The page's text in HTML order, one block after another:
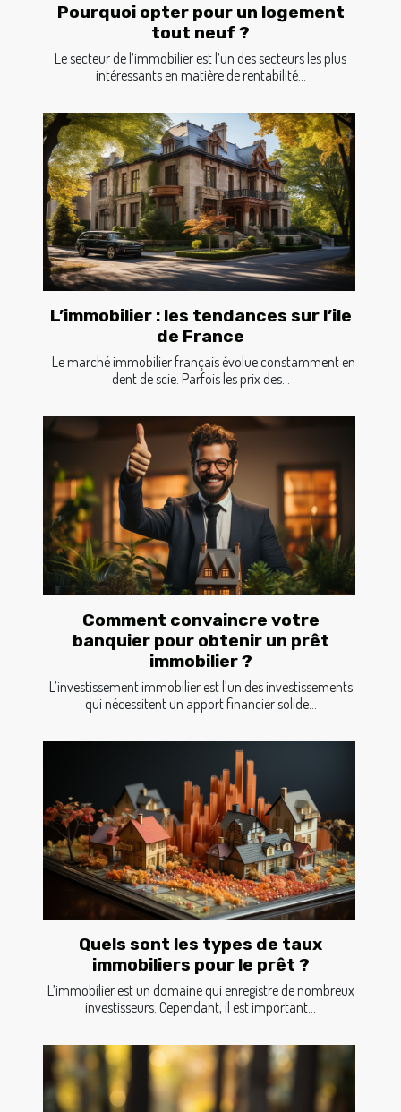
Pourquoi opter pour un logement
tout neuf ?
Le secteur de l’immobilier est l’un des secteurs les plus
intéressants en matière de rentabilité...
L’immobilier : les tendances sur l’ile
de France
Le marché immobilier français évolue constamment en
dent de scie. Parfois les prix des...
Comment convaincre votre
banquier pour obtenir un prêt
immobilier ?
L’investissement immobilier est l’un des investissements
qui nécessitent un apport financier solide...
Quels sont les types de taux
immobiliers pour le prêt ?
L’immobilier est un domaine qui enregistre de nombreux
investisseurs. Cependant, il est important...